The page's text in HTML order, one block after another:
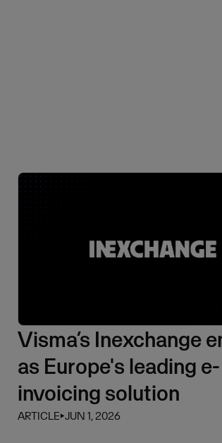
Visma’s Inexchange
as Europe's leading e-
invoicing solution
ARTICLE⏵JUN 1, 2026